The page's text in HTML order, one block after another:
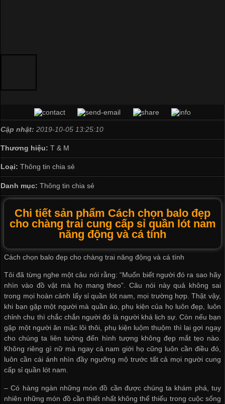
Cập nhật: 2019-10-05 13:25:10
Thương hiệu: T & M
Loại: Thông tin chia sẻ
Danh mục: Thông tin chia sẻ
Chi tiết sản phẩm Cách chọn balo đẹp
cho chàng trai cung cấp sỉ quần lót nam
năng động và cá tính
Cách chọn balo đẹp cho chàng trai năng động và cá tính
Tôi đã từng nghe một câu nói rằng: “Muốn biết người đó ra sao hãy
nhìn vào đồ vật mà họ mang theo”. Câu nói này quả không sai
trong mọi hoàn cảnh lấy sỉ quần lót nam , mọi trường hợp. Thật vậy,
khi bạn gặp một người mà quần áo, phụ kiện của họ luôn đẹp, luôn
chỉnh chu thì chắc chắn người đó là người khá lịch sự. Còn nếu bạn
gặp một người ăn mặc lôi thôi, phụ kiện luộm thuộm thì lại gợi ngay
cho chúng ta liên tưởng đến hình tượng không đẹp mắt tẹo nào.
Không riêng gì nữ mà ngay cả nam giới họ cũng luôn cần điều đó,
luôn cần cái ánh nhìn đầy ngưỡng mộ trước tất cả mọi người cung
cấp sỉ quần lót nam
– Có hàng ngàn những món đồ cần được chúng ta khám phá, tuy
nhiên những món đồ cần thiết nhất không thể thiếu trong cuộc sống